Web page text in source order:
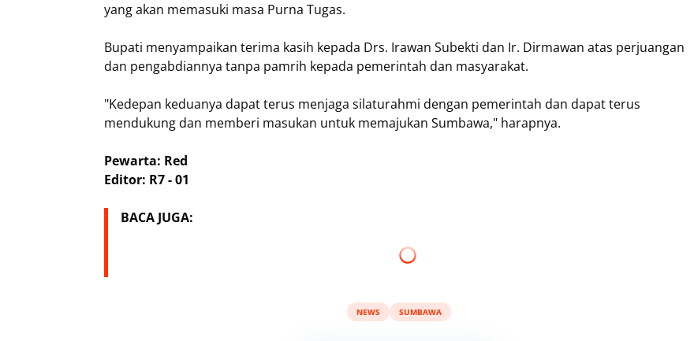
yang akan memasuki masa Purna Tugas.
Bupati menyampaikan terima kasih kepada Drs. Irawan Subekti dan Ir. Dirmawan atas perjuangan
dan pengabdiannya tanpa pamrih kepada pemerintah dan masyarakat.
"Kedepan keduanya dapat terus menjaga silaturahmi dengan pemerintah dan dapat terus
mendukung dan memberi masukan untuk memajukan Sumbawa," harapnya.
Pewarta: Red
Editor: R7 - 01
BACA JUGA:
NEWS SUMBAWA